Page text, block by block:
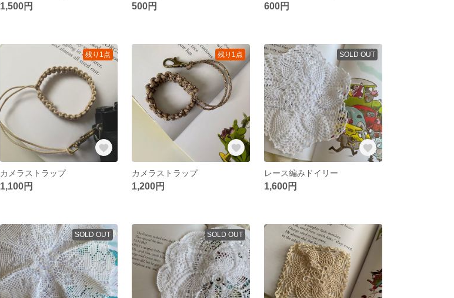
1,500円 500円 600円
残り1点
カメラストラップ
1,100円
残り1点
カメラストラップ
1,200円
SOLD OUT
レース編みドイリー
1,600円
SOLD OUT SOLD OUT